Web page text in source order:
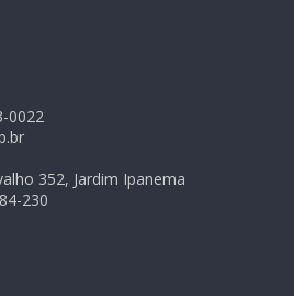
0022
352, Jardim Ipanema
230